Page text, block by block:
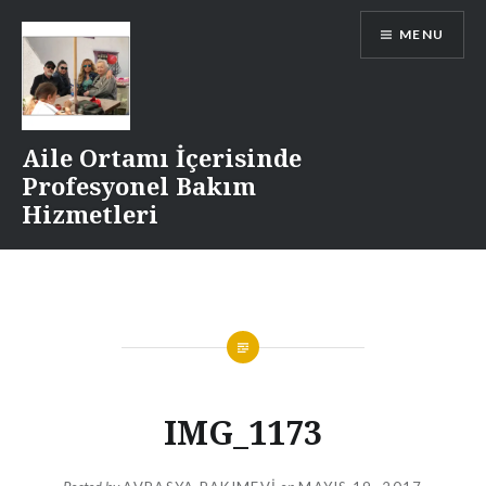
content
Aile Ortamı İçerisinde
Profesyonel Bakım
Hizmetleri
MENU
IMG_1173